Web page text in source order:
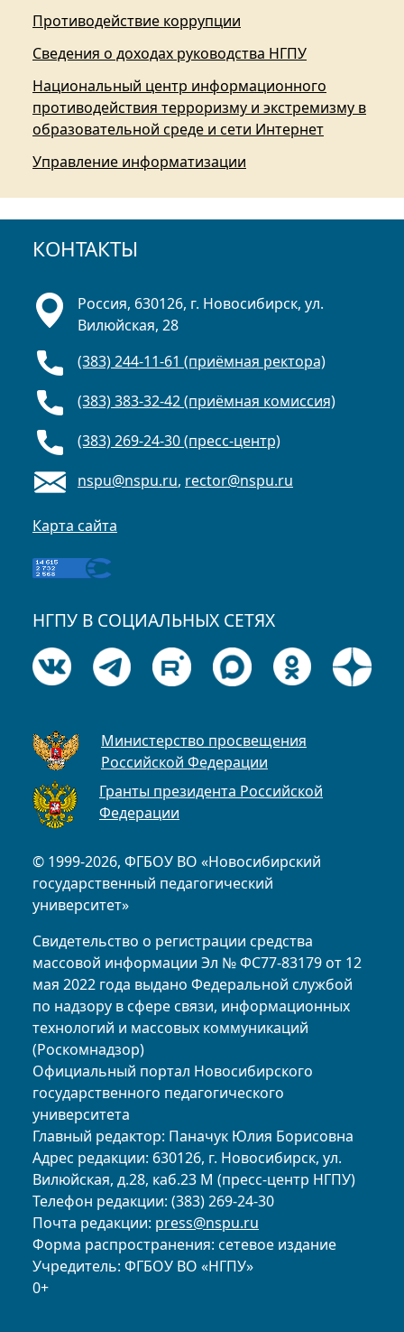
Противодействие коррупции
Сведения о доходах руководства НГПУ
Национальный центр информационного
противодействия терроризму и экстремизму в
образовательной среде и сети Интернет
Управление информатизации
КОНТАКТЫ
© 1999-2026, ФГБОУ ВО «Новосибирский
государственный педагогический
университет»
Свидетельство о регистрации средства
массовой информации Эл № ФС77-83179 от 12
мая 2022 года выдано Федеральной службой
по надзору в сфере связи, информационных
технологий и массовых коммуникаций
(Роскомнадзор)
Официальный портал Новосибирского
государственного педагогического
университета
Главный редактор: Паначук Юлия Борисовна
Адрес редакции: 630126, г. Новосибирск, ул.
Вилюйская, д.28, каб.23 М (пресс-центр НГПУ)
Телефон редакции: (383) 269-24-30
Почта редакции: press@nspu.ru
Форма распространения: сетевое издание
Учредитель: ФГБОУ ВО «НГПУ»
0+
Россия, 630126, г. Новосибирск, ул.
Вилюйская, 28
(383) 244-11-61 (приёмная ректора)
(383) 383-32-42 (приёмная комиссия)
(383) 269-24-30 (пресс-центр)
nspu@nspu.ru, rector@nspu.ru
Карта сайта
НГПУ В СОЦИАЛЬНЫХ СЕТЯХ
Министерство просвещения
Российской Федерации
Гранты президента Российской
Федерации